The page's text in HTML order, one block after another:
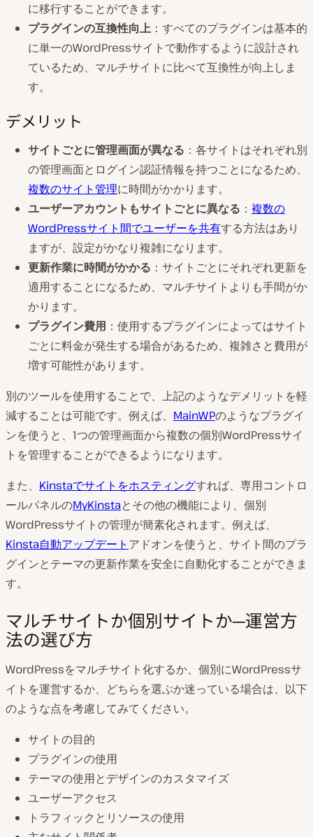
に移行することができます。
プラグインの互換性向上 ：すべてのプラグインは基本的
に単一のWordPressサイトで動作するように設計され
ているため、マルチサイトに比べて互換性が向上しま
す。
デメリット
サイトごとに管理画面が異なる ：各サイトはそれぞれ別
の管理画面とログイン認証情報を持つことになるため、
複数のサイト管理に時間がかかります。
ユーザーアカウントもサイトごとに異なる ： 複数の
WordPressサイト間でユーザーを共有する方法はあり
ますが、設定がかなり複雑になります。
更新作業に時間がかかる ：サイトごとにそれぞれ更新を
適用することになるため、マルチサイトよりも手間がか
かります。
プラグイン費用 ：使用するプラグインによってはサイト
ごとに料金が発生する場合があるため、複雑さと費用が
増す可能性があります。
別のツールを使用することで、上記のようなデメリットを軽
減することは可能です。例えば、 MainWPのようなプラグイ
ンを使うと、1つの管理画面から複数の個別WordPressサイ
トを管理することができるようになります。
また、 Kinstaでサイトをホスティングすれば、専用コントロ
ールパネルのMyKinstaとその他の機能により、個別
WordPressサイトの管理が簡素化されます。例えば、
Kinsta自動アップデート アドオンを使うと、サイト間のプラ
グインとテーマの更新作業を安全に自動化することができま
す。
マルチサイトか個別サイトか─運営方
法の選び方
WordPressをマルチサイト化するか、個別にWordPressサ
イトを運営するか、どちらを選ぶか迷っている場合は、以下
のような点を考慮してみてください。
サイトの目的
プラグインの使用
テーマの使用とデザインのカスタマイズ
ユーザーアクセス
トラフィックとリソースの使用